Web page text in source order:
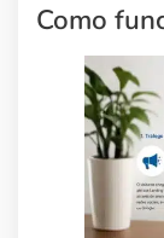
Como